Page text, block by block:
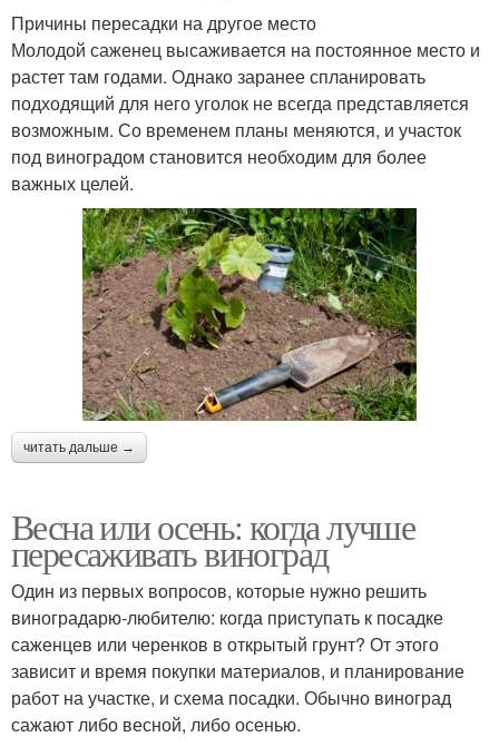
Причины пересадки на другое место
Молодой саженец высаживается на постоянное место и
растет там годами. Однако заранее спланировать
подходящий для него уголок не всегда представляется
возможным. Со временем планы меняются, и участок
под виноградом становится необходим для более
важных целей.
читать дальше →
Весна или осень: когда лучше
пересаживать виноград
Один из первых вопросов, которые нужно решить
виноградарю-любителю: когда приступать к посадке
саженцев или черенков в открытый грунт? От этого
зависит и время покупки материалов, и планирование
работ на участке, и схема посадки. Обычно виноград
сажают либо весной, либо осенью.